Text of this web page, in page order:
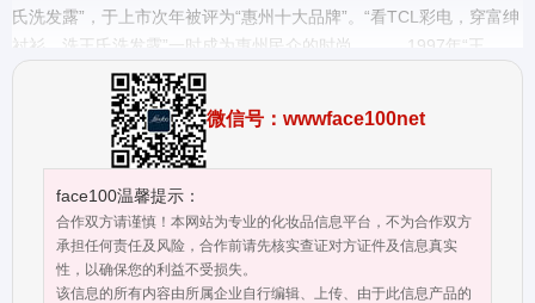
氏洗发露”，于上市次年被评为“惠州十大品牌”。“看TCL彩电，穿富绅
衬衫，洗王氏洗发露”一时成为惠州民众的时尚。 1997年“王
氏”推出“王氏二合一洗发水”，并在香港亚洲电视台、广东卫视、珠江
台等多家电视台投放广告，产品畅销全国各地。 1999年“王氏”推
出“王氏纯茶籽洗发露”，并由著名影视明星董洁担任产品形象代言
人，产品深受各地消费者的欢迎。 “王氏”化妆品创立以来，秉承
高科技、高起点、高品质的经营战略，公司拥有现代化的产品生产线
和先进的实验检验设备，并由多名高级工程师组成的专业技术团队负
责产品的研发、生产和检验，并与国内外多家知名的化妆品科研机构
及生产厂家有广泛的技术交流与合作。“王氏”在注重产品质量的同
微信号：wwwface100net
face100温馨提示：
合作双方请谨慎！本网站为专业的化妆品信息平台，不为合作双方
承担任何责任及风险，合作前请先核实查证对方证件及信息真实
性，以确保您的利益不受损失。
该信息的所有内容由所属企业自行编辑、上传、由于此信息产品的